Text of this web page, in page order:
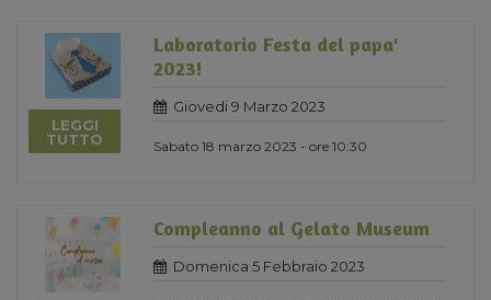
LEGGI
TUTTO
Laboratorio Festa del papa'
2023!
Giovedi 9 Marzo 2023
Sabato 18 marzo 2023 - ore 10:30
Compleanno al Gelato Museum
Domenica 5 Febbraio 2023